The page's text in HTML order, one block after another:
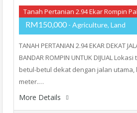
Tanah Pertanian 2.94 Ekar Rompin
RM150,000 - Agriculture, Land
TANAH PERTANIAN 2.94 EKAR DEKAT
BANDAR ROMPIN UNTUK DIJUAL
betul-betul dekat dengan jalan utama,
meter.…
More Details